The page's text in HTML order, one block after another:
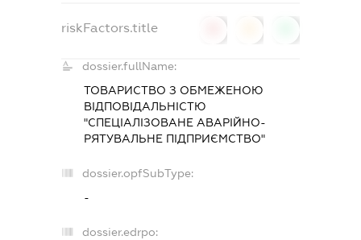
riskFactors.title
dossier.fullName:
ТОВАРИСТВО З ОБМЕЖЕНОЮ
ВІДПОВІДАЛЬНІСТЮ
"СПЕЦІАЛІЗОВАНЕ АВАРІЙНО-
РЯТУВАЛЬНЕ ПІДПРИЄМСТВО"
dossier.opfSubType:
-
dossier.edrpo: